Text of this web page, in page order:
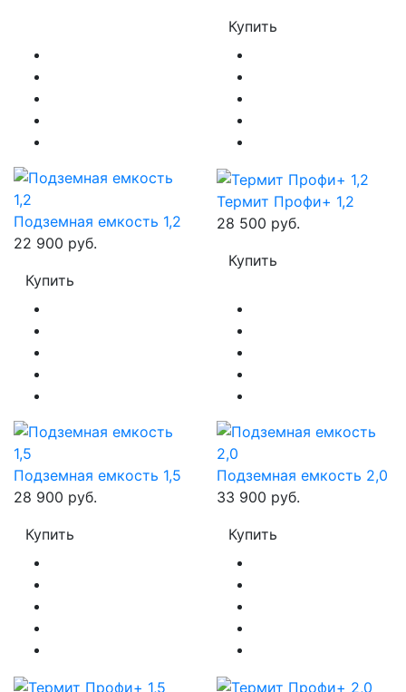
Купить
Подземная емкость 1,2
22 900 руб.
Купить
Термит Профи+ 1,2
28 500 руб.
Купить
Подземная емкость 1,5
28 900 руб.
Купить
Подземная емкость 2,0
33 900 руб.
Купить